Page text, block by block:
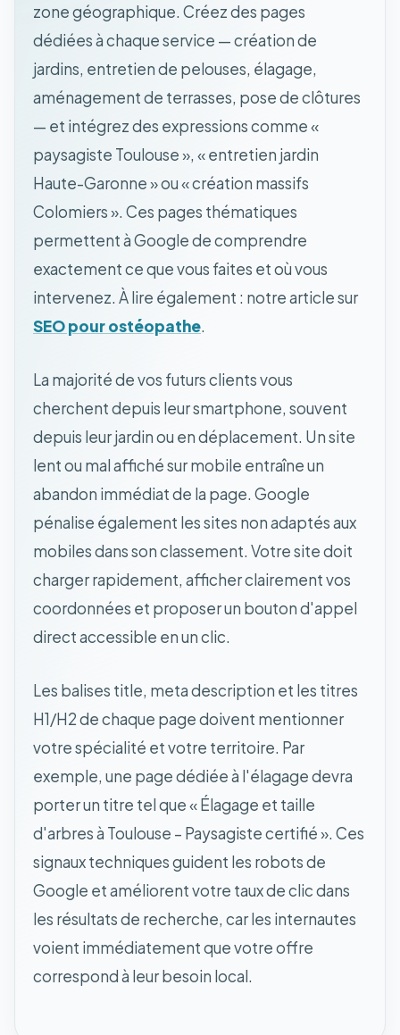
zone géographique. Créez des pages
dédiées à chaque service — création de
jardins, entretien de pelouses, élagage,
aménagement de terrasses, pose de clôtures
— et intégrez des expressions comme «
paysagiste Toulouse », « entretien jardin
Haute-Garonne » ou « création massifs
Colomiers ». Ces pages thématiques
permettent à Google de comprendre
exactement ce que vous faites et où vous
intervenez. À lire également : notre article sur
SEO pour ostéopathe.
La majorité de vos futurs clients vous
cherchent depuis leur smartphone, souvent
depuis leur jardin ou en déplacement. Un site
lent ou mal affiché sur mobile entraîne un
abandon immédiat de la page. Google
pénalise également les sites non adaptés aux
mobiles dans son classement. Votre site doit
charger rapidement, afficher clairement vos
coordonnées et proposer un bouton d'appel
direct accessible en un clic.
Les balises title, meta description et les titres
H1/H2 de chaque page doivent mentionner
votre spécialité et votre territoire. Par
exemple, une page dédiée à l'élagage devra
porter un titre tel que « Élagage et taille
d'arbres à Toulouse – Paysagiste certifié ». Ces
signaux techniques guident les robots de
Google et améliorent votre taux de clic dans
les résultats de recherche, car les internautes
voient immédiatement que votre offre
correspond à leur besoin local.